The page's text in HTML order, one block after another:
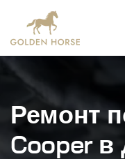
Ремонт
Cooper в